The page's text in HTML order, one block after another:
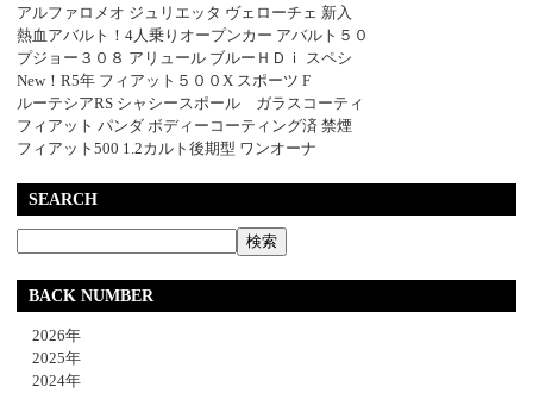
アルファロメオ ジュリエッタ ヴェローチェ 新入
熱血アバルト！4人乗りオープンカー アバルト５０
プジョー３０８ アリュール ブルーＨＤｉ スペシ
New！R5年 フィアット５００X スポーツ F
ルーテシアRS シャシースポール ガラスコーティ
フィアット パンダ ボディーコーティング済 禁煙
フィアット500 1.2カルト後期型 ワンオーナ
SEARCH
BACK NUMBER
2026年
2025年
2024年